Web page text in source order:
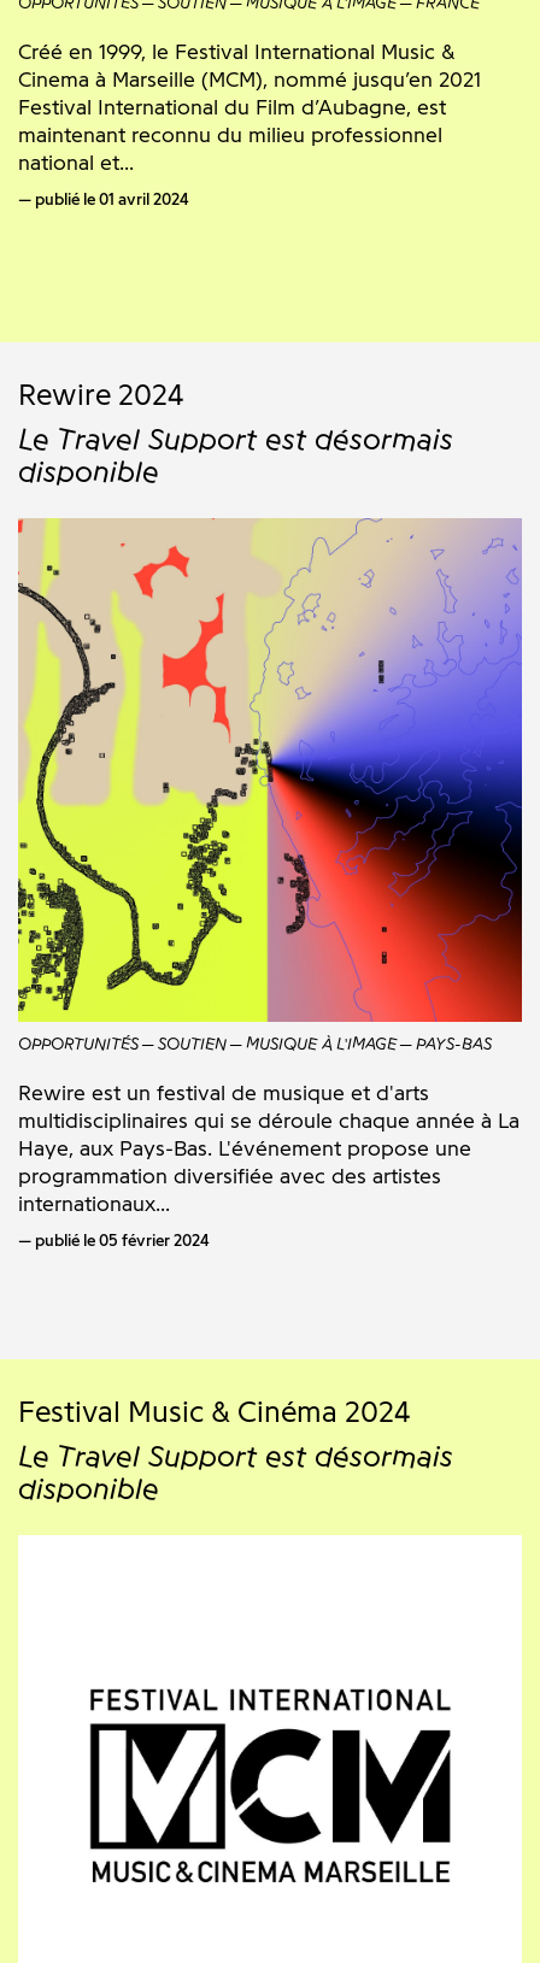
Créé en 1999, le Festival International Music &
Cinema à Marseille (MCM), nommé jusqu’en 2021
Festival International du Film d’Aubagne, est
maintenant reconnu du milieu professionnel
national et...
publié le 01 avril 2024
Rewire 2024
Le Travel Support est désormais
disponible
OPPORTUNITÉS SOUTIEN MUSIQUE À L'IMAGE PAYS-BAS
Rewire est un festival de musique et d'arts
multidisciplinaires qui se déroule chaque année à La
Haye, aux Pays-Bas. L'événement propose une
programmation diversifiée avec des artistes
internationaux...
publié le 05 février 2024
Festival Music & Cinéma 2024
Le Travel Support est désormais
disponible